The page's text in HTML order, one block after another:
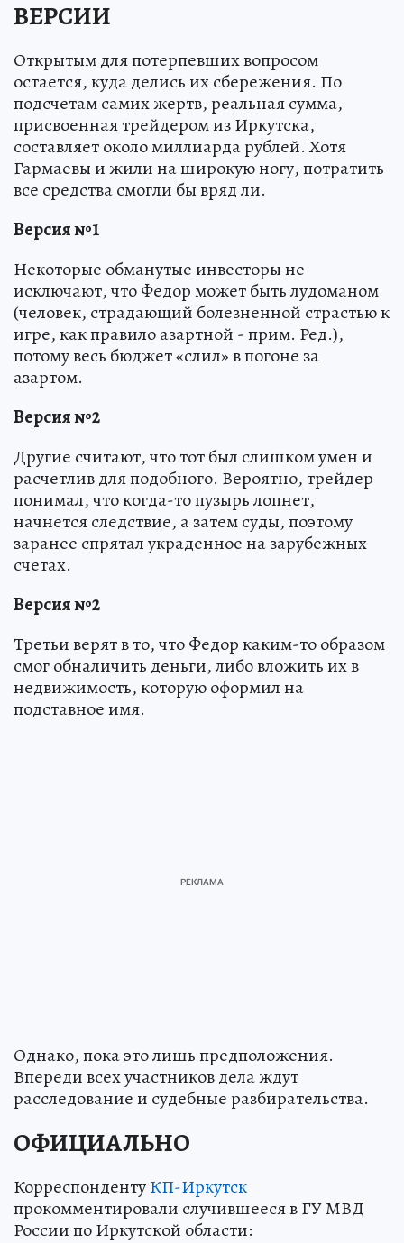
ВЕРСИИ
Открытым для потерпевших вопросом
остается, куда делись их сбережения. По
подсчетам самих жертв, реальная сумма,
присвоенная трейдером из Иркутска,
составляет около миллиарда рублей. Хотя
Гармаевы и жили на широкую ногу, потратить
все средства смогли бы вряд ли.
Версия №1
Некоторые обманутые инвесторы не
исключают, что Федор может быть лудоманом
(человек, страдающий болезненной страстью к
игре, как правило азартной - прим. Ред.),
потому весь бюджет «слил» в погоне за
азартом.
Версия №2
Другие считают, что тот был слишком умен и
расчетлив для подобного. Вероятно, трейдер
понимал, что когда-то пузырь лопнет,
начнется следствие, а затем суды, поэтому
заранее спрятал украденное на зарубежных
счетах.
Версия №2
Третьи верят в то, что Федор каким-то образом
смог обналичить деньги, либо вложить их в
недвижимость, которую оформил на
подставное имя.
Однако, пока это лишь предположения.
Впереди всех участников дела ждут
расследование и судебные разбирательства.
ОФИЦИАЛЬНО
КорреспондентуКП-Иркутск
прокомментировали случившееся в ГУ МВД
России по Иркутской области: